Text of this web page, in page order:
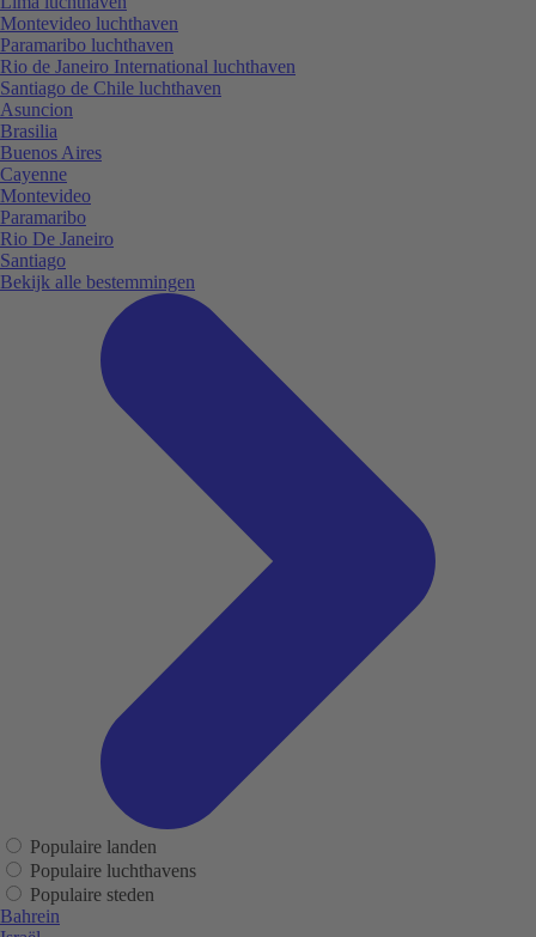
Montevideo luchthaven
Paramaribo luchthaven
Rio de Janeiro International luchthaven
Santiago de Chile luchthaven
Asuncion
Brasilia
Buenos Aires
Cayenne
Montevideo
Paramaribo
Rio De Janeiro
Santiago
Bekijk alle bestemmingen
Populaire landen
Populaire luchthavens
Populaire steden
Bahrein